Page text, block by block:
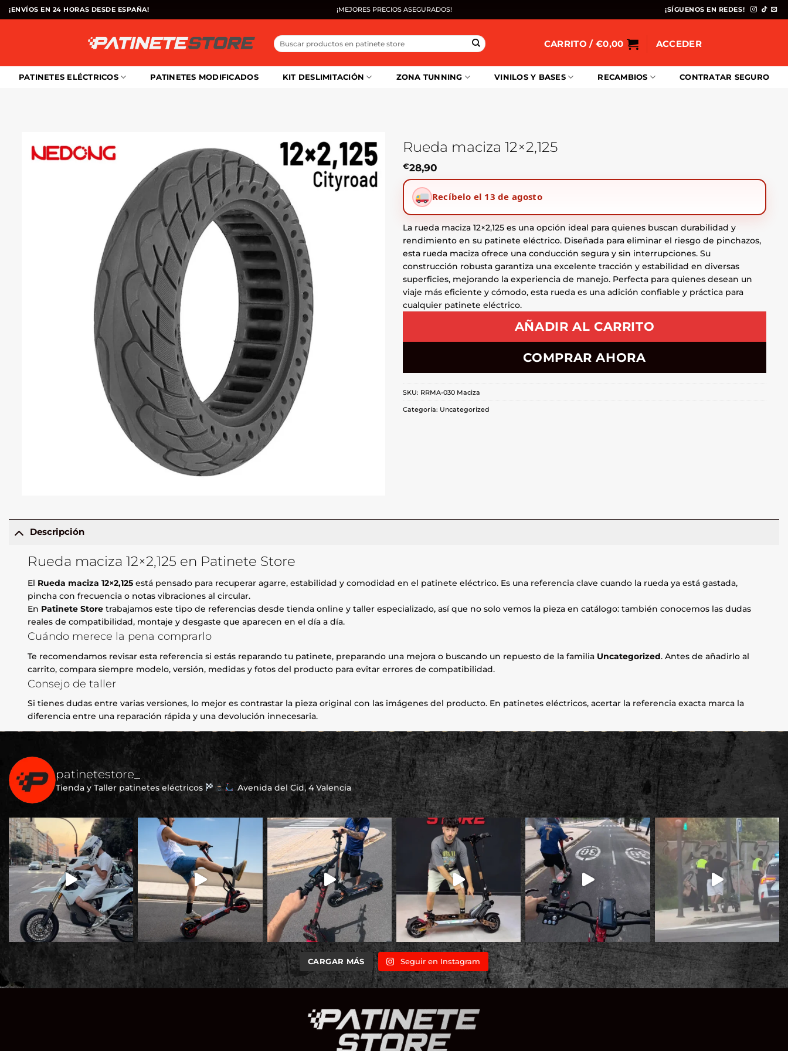
Saltar
al
¡ENVÍOS EN 24 HORAS DESDE ESPAÑA! ¡MEJORES PRECIOS ASEGURADOS! ¡SÍGUENOS EN REDES!
Buscar
por:
CARRITO / €0,00 ACCEDER
PATINETES ELÉCTRICOS PATINETES MODIFICADOS KIT DESLIMITACIÓN ZONA TUNNING VINILOS Y BASES RECAMBIOS CONTRATAR SEGURO
Rueda maciza 12×2,125
€28,90
Recíbelo el 13 de agosto
La rueda maciza 12×2,125 es una opción ideal para quienes buscan durabilidad y
rendimiento en su patinete eléctrico. Diseñada para eliminar el riesgo de pinchazos,
esta rueda maciza ofrece una conducción segura y sin interrupciones. Su
construcción robusta garantiza una excelente tracción y estabilidad en diversas
superficies, mejorando la experiencia de manejo. Perfecta para quienes desean un
viaje más eficiente y cómodo, esta rueda es una adición confiable y práctica para
cualquier patinete eléctrico.
AÑADIR AL CARRITO
COMPRAR AHORA
SKU: RRMA-030 Maciza
Categoría: Uncategorized
Descripción
Rueda maciza 12×2,125 en Patinete Store
El Rueda maciza 12×2,125 está pensado para recuperar agarre, estabilidad y comodidad en el patinete eléctrico. Es una referencia clave cuando la rueda ya está gastada,
pincha con frecuencia o notas vibraciones al circular.
En Patinete Store trabajamos este tipo de referencias desde tienda online y taller especializado, así que no solo vemos la pieza en catálogo: también conocemos las dudas
reales de compatibilidad, montaje y desgaste que aparecen en el día a día.
Cuándo merece la pena comprarlo
Te recomendamos revisar esta referencia si estás reparando tu patinete, preparando una mejora o buscando un repuesto de la familia Uncategorized. Antes de añadirlo al
carrito, compara siempre modelo, versión, medidas y fotos del producto para evitar errores de compatibilidad.
Consejo de taller
Si tienes dudas entre varias versiones, lo mejor es contrastar la pieza original con las imágenes del producto. En patinetes eléctricos, acertar la referencia exacta marca la
diferencia entre una reparación rápida y una devolución innecesaria.
patinetestore_
Tienda y Taller patinetes eléctricos Avenida del Cid, 4 Valencia
CARGAR MÁS Seguir en Instagram